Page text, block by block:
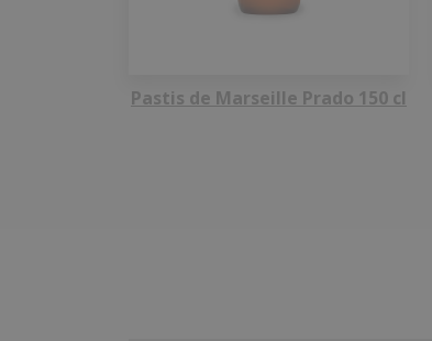
Pastis de Marseille Prado 150 cl